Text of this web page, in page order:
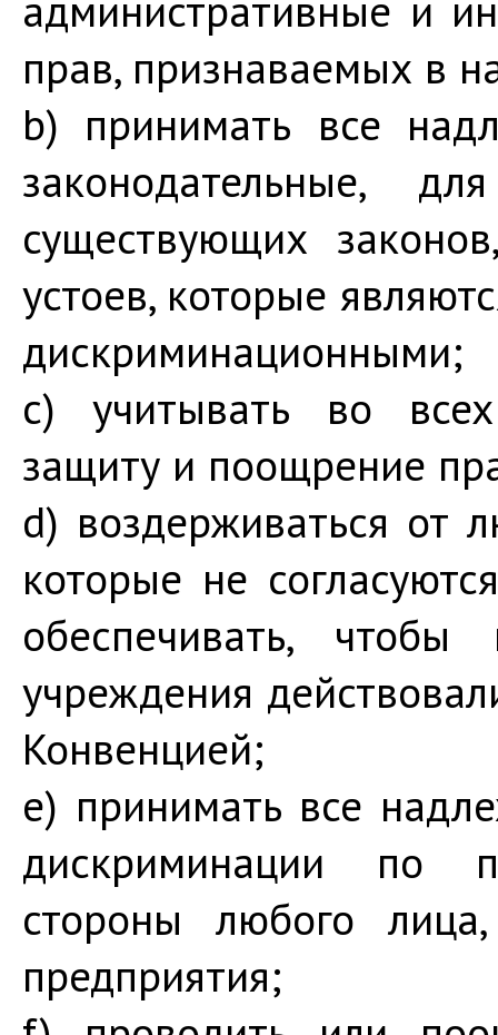
прав, признаваемых в
b) принимать все
законодательные,
существующих
устоев, которые
дискриминационными;
c) учитывать во
защиту и поощрение
d) воздерживаться от
которые не
обеспечивать,
учреждения
Конвенцией;
e) принимать все
дискриминации по
стороны любого
предприятия;